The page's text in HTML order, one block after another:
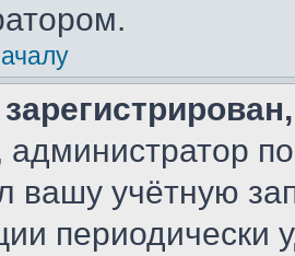
вашу учётную
периодически